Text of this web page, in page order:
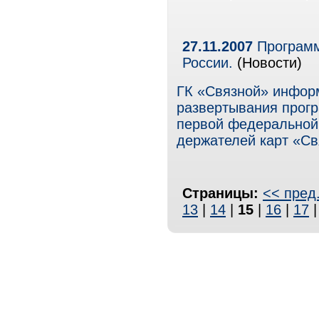
27.11.2007
России. (Новости)
ГК «Связной»
развертывания
первой
держателей карт
Страницы: <<
13
14 15 16 17